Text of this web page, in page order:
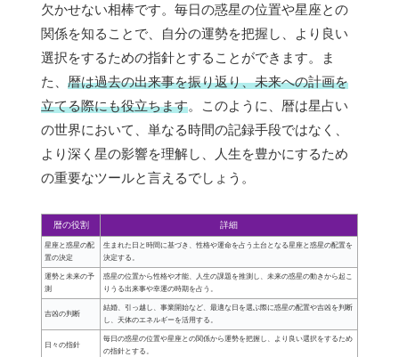
欠かせない相棒です。毎日の惑星の位置や星座との
関係を知ることで、自分の運勢を把握し、より良い
選択をするための指針とすることができます。ま
た、 暦は過去の出来事を振り返り、未来への計画を
立てる際にも役立ちます。このように、暦は星占い
の世界において、単なる時間の記録手段ではなく、
より深く星の影響を理解し、人生を豊かにするため
の重要なツールと言えるでしょう。
暦の役割 詳細
星座と惑星の配
置の決定
生まれた日と時間に基づき、性格や運命を占う土台となる星座と惑星の配置を
決定する。
運勢と未来の予
測
惑星の位置から性格や才能、人生の課題を推測し、未来の惑星の動きから起こ
りうる出来事や幸運の時期を占う。
吉凶の判断
結婚、引っ越し、事業開始など、最適な日を選ぶ際に惑星の配置や吉凶を判断
し、天体のエネルギーを活用する。
日々の指針
毎日の惑星の位置や星座との関係から運勢を把握し、より良い選択をするため
の指針とする。